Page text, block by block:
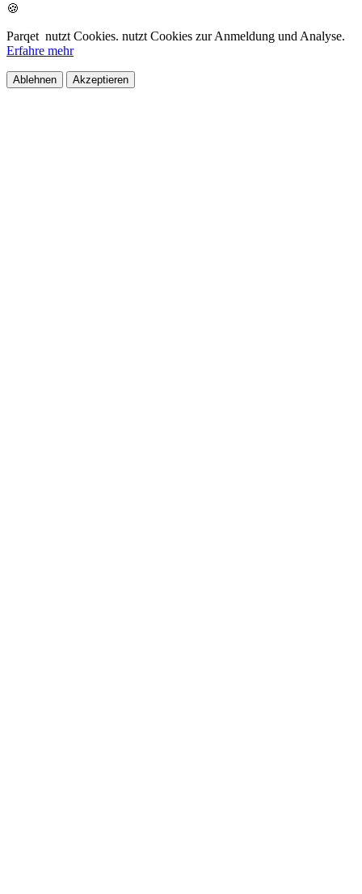
🍪
Parqet nutzt Cookies. nutzt Cookies zur Anmeldung und Analyse.
Erfahre mehr
Ablehnen Akzeptieren